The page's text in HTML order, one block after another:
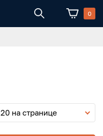
0
20 на странице